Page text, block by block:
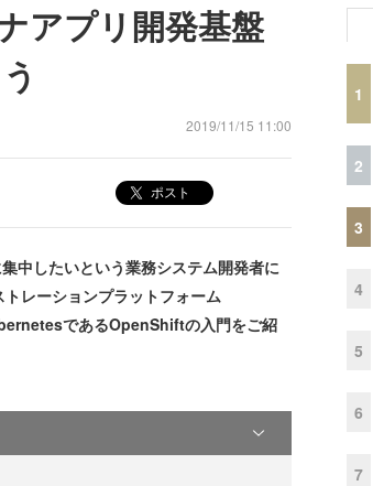
アプリ開発基盤
2019/11/15 11:00
ポスト
中したいという業務システム開発者に
レーションプラットフォーム
であるOpenShiftの入門をご紹
1
2
3
4
5
6
7